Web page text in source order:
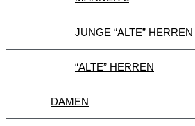
JUNGE “ALTE” HERREN
“ALTE” HERREN
DAMEN